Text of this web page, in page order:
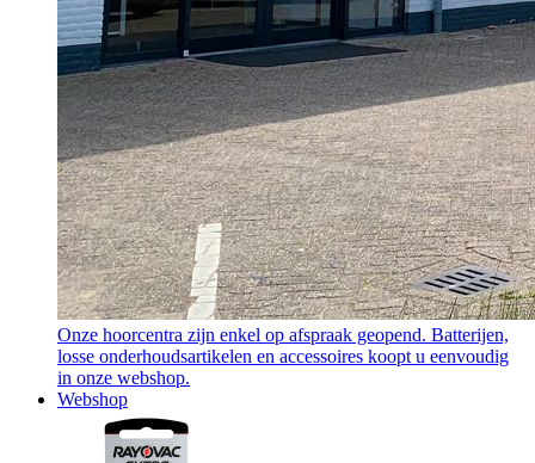
Onze hoorcentra zijn enkel op afspraak geopend. Batterijen,
losse onderhoudsartikelen en accessoires koopt u eenvoudig
in onze webshop.
Webshop